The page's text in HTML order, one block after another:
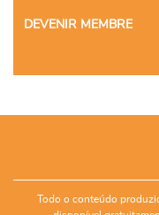
DEVENIR MEMBRE
Todo o conteúdo